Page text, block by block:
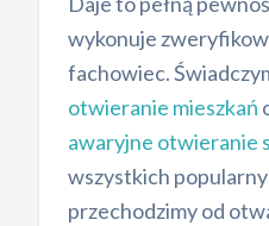
wykonuje
fachowiec.
otwieranie mieszkań
awaryjne otwieranie
wszystkich
przechodzimy od